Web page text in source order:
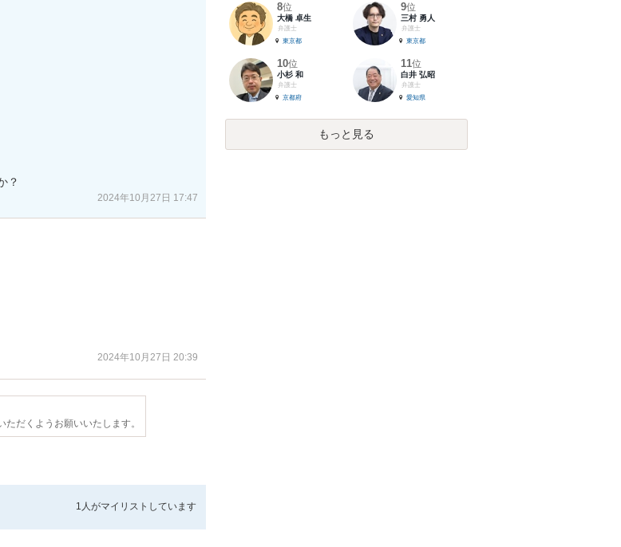
？
2024年10月27日 17:47
2024年10月27日 20:39
だくようお願いいたします。
1人がマイリストしています
8位
大橋 卓生
弁護士
東京都
9位
三村 勇人
弁護士
東京都
10位
小杉 和
弁護士
京都府
11位
白井 弘昭
弁護士
愛知県
もっと見る